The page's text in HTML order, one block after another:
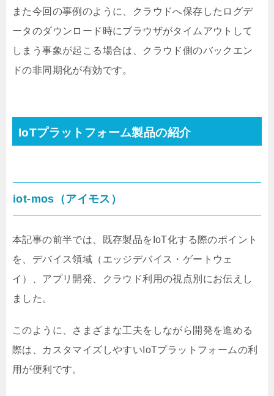
また今回の事例のように、クラウドへ保存したログデ
ータのダウンロード時にブラウザがタイムアウトして
しまう事象が起こる場合は、クラウド側のバックエン
ドの非同期化が有効です。
IoTプラットフォーム製品の紹介
iot-mos（アイモス）
本記事の前半では、既存製品をIoT化する際のポイント
を、デバイス領域（エッジデバイス・ゲートウェ
イ）、アプリ開発、クラウド利用の視点別にお伝えし
ました。
このように、さまざまな工夫をしながら開発を進める
際は、カスタマイズしやすいIoTプラットフォームの利
用が便利です。